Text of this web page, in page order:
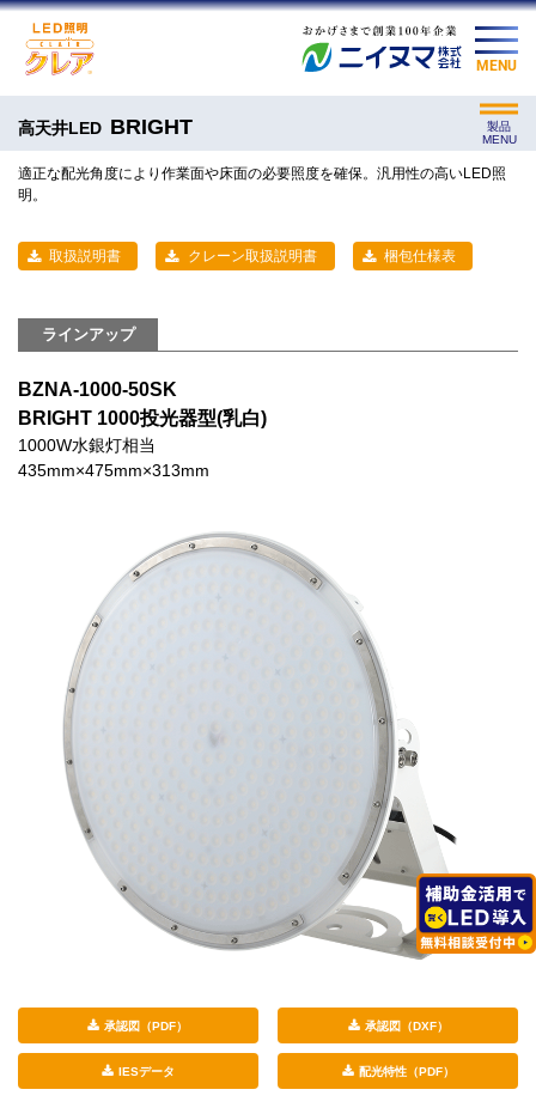
MENU
高天井LED BRIGHT
製品
MENU
適正な配光角度により作業面や床面の必要照度を確保。汎用性の高いLED照
明。
取扱説明書 クレーン取扱説明書 梱包仕様表
ラインアップ
BZNA-1000-50SK
BRIGHT 1000投光器型(乳白)
1000W水銀灯相当
435mm×475mm×313mm
承認図（PDF） 承認図（DXF）
IESデータ 配光特性（PDF）